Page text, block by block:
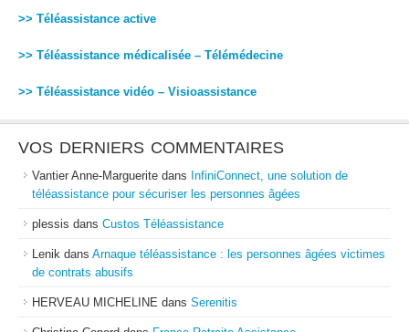
>> Téléassistance active
>> Téléassistance médicalisée – Télémédecine
>> Téléassistance vidéo – Visioassistance
VOS DERNIERS COMMENTAIRES
Vantier Anne-Marguerite dans InfiniConnect, une solution de
téléassistance pour sécuriser les personnes âgées
plessis dans Custos Téléassistance
Lenik dans Arnaque téléassistance : les personnes âgées victimes
de contrats abusifs
HERVEAU MICHELINE dans Serenitis